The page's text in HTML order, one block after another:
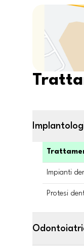
Impianti
Protesi